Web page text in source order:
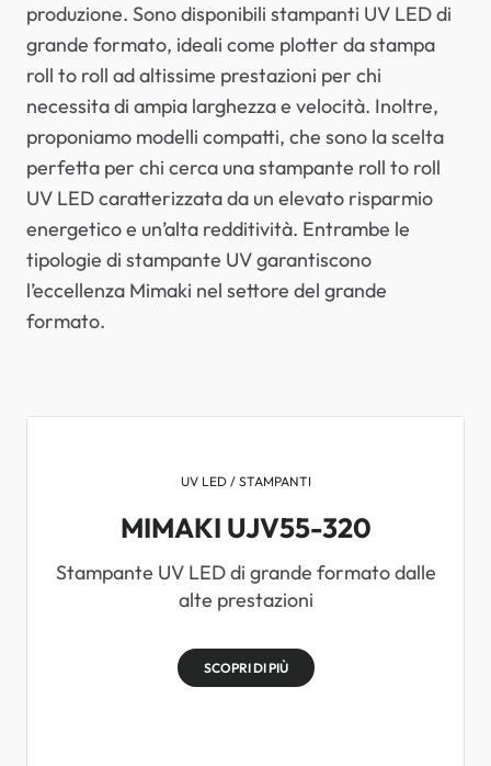
produzione. Sono disponibili stampanti UV LED di
grande formato, ideali come plotter da stampa
roll to roll ad altissime prestazioni per chi
necessita di ampia larghezza e velocità. Inoltre,
proponiamo modelli compatti, che sono la scelta
perfetta per chi cerca una stampante roll to roll
UV LED caratterizzata da un elevato risparmio
energetico e un’alta redditività. Entrambe le
tipologie di stampante UV garantiscono
l’eccellenza Mimaki nel settore del grande
formato.
UV LED / STAMPANTI
MIMAKI UJV55-320
Stampante UV LED di grande formato dalle
alte prestazioni
SCOPRI DI PIÙ